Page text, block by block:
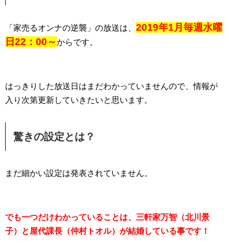
「家売るオンナの逆襲」の放送は、 2019年1月毎週水曜
日22：00～からです。
はっきりした放送日はまだわかっていませんので、情報が
入り次第更新していきたいと思います。
驚きの設定とは？
まだ細かい設定は発表されていません。
でも一つだけわかっていることは、三軒家万智（北川景
子）と屋代課長（仲村トオル）が結婚している事です！